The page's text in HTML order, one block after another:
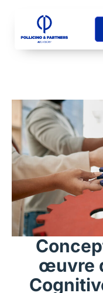
œuvre